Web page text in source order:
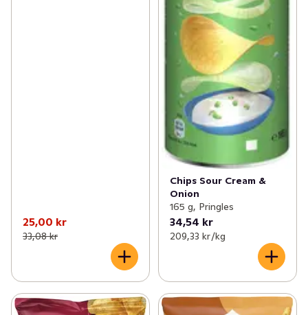
25,00 kr
33,08 kr
Chips Sour Cream &
Onion
165 g, Pringles
34,54 kr
209,33 kr /kg